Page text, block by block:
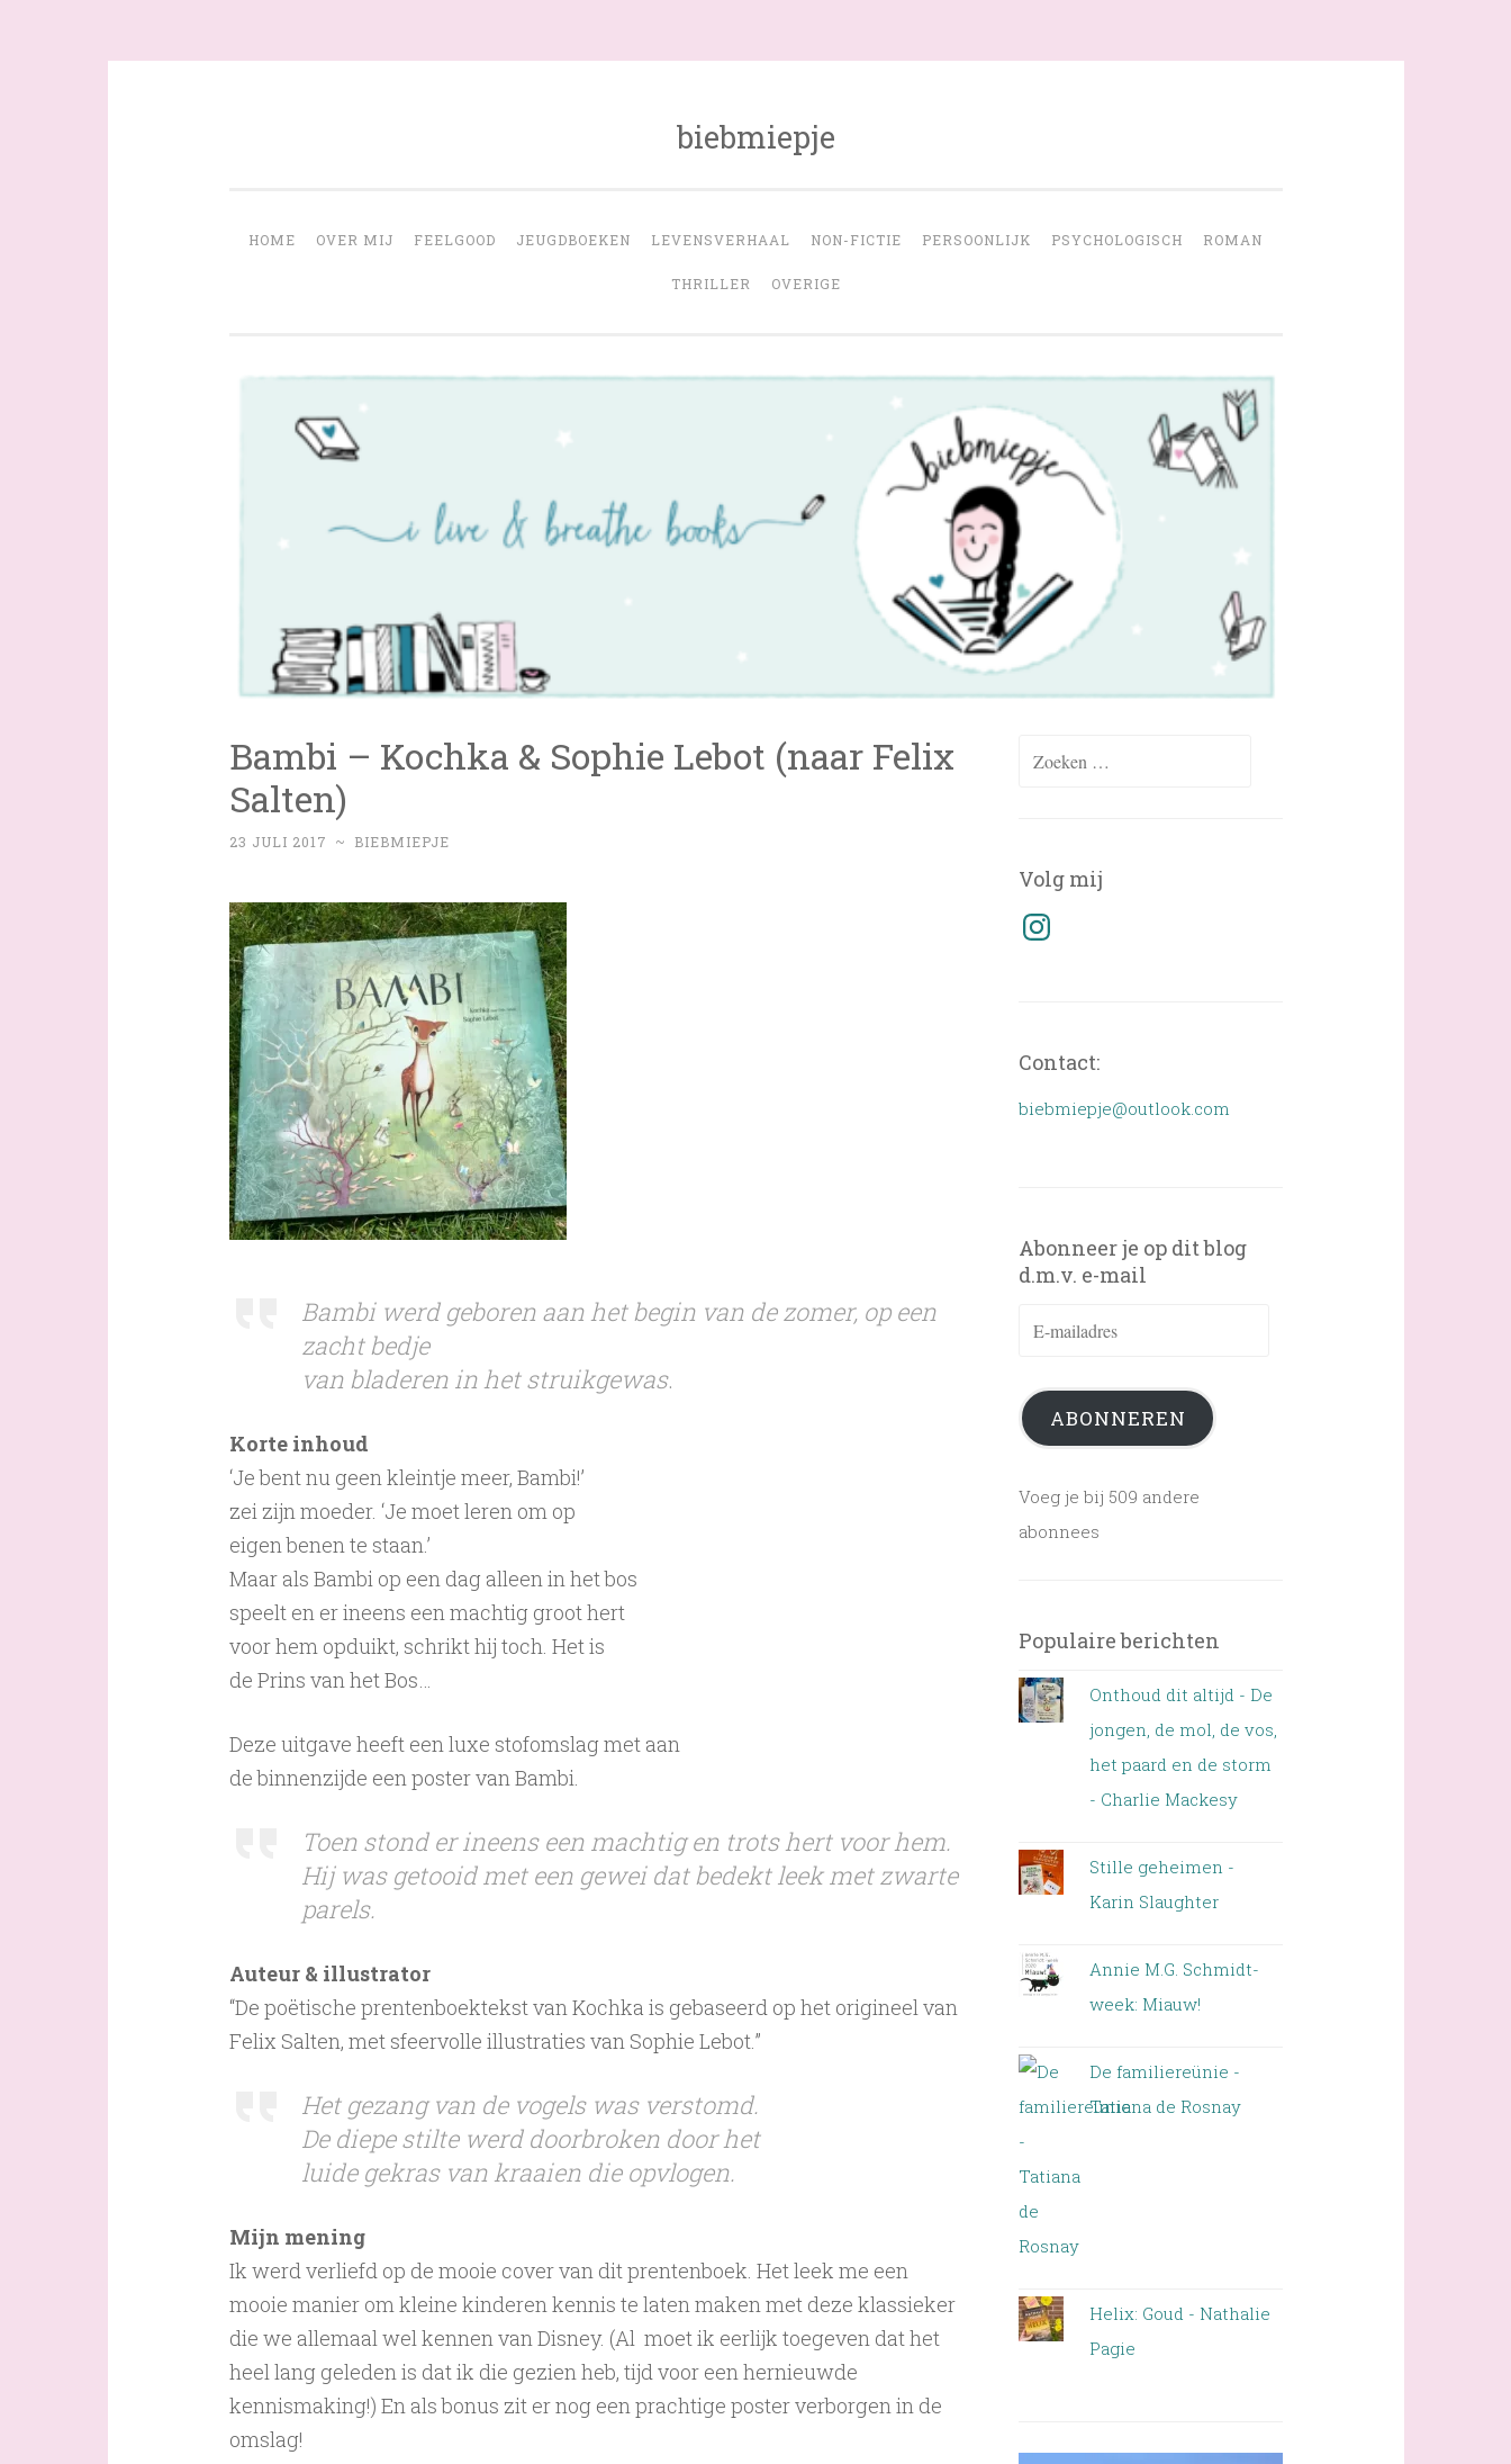
biebmiepje
HOME OVER MIJ FEELGOOD JEUGDBOEKEN LEVENSVERHAAL NON-FICTIE PERSOONLIJK PSYCHOLOGISCH ROMAN
THRILLER OVERIGE
Bambi – Kochka & Sophie Lebot (naar Felix
Salten)
23 JULI 2017 ~ BIEBMIEPJE
Bambi werd geboren aan het begin van de zomer, op een
zacht bedje
van bladeren in het struikgewas.
Korte inhoud
‘Je bent nu geen kleintje meer, Bambi!’
zei zijn moeder. ‘Je moet leren om op
eigen benen te staan.’
Maar als Bambi op een dag alleen in het bos
speelt en er ineens een machtig groot hert
voor hem opduikt, schrikt hij toch. Het is
de Prins van het Bos…
Deze uitgave heeft een luxe stofomslag met aan
de binnenzijde een poster van Bambi.
Toen stond er ineens een machtig en trots hert voor hem.
Hij was getooid met een gewei dat bedekt leek met zwarte
parels.
Auteur & illustrator
“De poëtische prentenboektekst van Kochka is gebaseerd op het origineel van
Felix Salten, met sfeervolle illustraties van Sophie Lebot.”
Het gezang van de vogels was verstomd.
De diepe stilte werd doorbroken door het
luide gekras van kraaien die opvlogen.
Mijn mening
Ik werd verliefd op de mooie cover van dit prentenboek. Het leek me een
mooie manier om kleine kinderen kennis te laten maken met deze klassieker
die we allemaal wel kennen van Disney. (Al moet ik eerlijk toegeven dat het
heel lang geleden is dat ik die gezien heb, tijd voor een hernieuwde
kennismaking!) En als bonus zit er nog een prachtige poster verborgen in de
omslag!
Zoeken
Volg mij
Instagram
Contact:
biebmiepje@outlook.com
Abonneer je op dit blog
d.m.v. e-mail
ABONNEREN
Voeg je bij 509 andere
abonnees
Populaire berichten
Onthoud dit altijd - De
jongen, de mol, de vos,
het paard en de storm
- Charlie Mackesy
Stille geheimen -
Karin Slaughter
Annie M.G. Schmidt-
week: Miauw!
De familiereünie -
Tatiana de Rosnay
Helix: Goud - Nathalie
Pagie